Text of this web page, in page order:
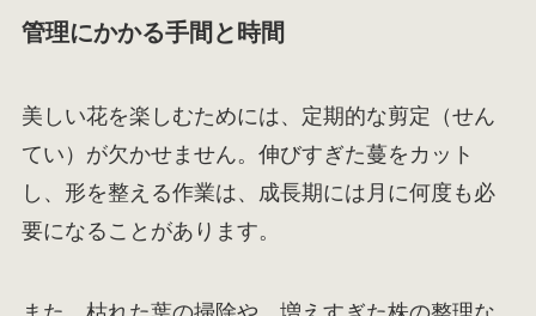
管理にかかる手間と時間
美しい花を楽しむためには、定期的な剪定（せん
てい）が欠かせません。伸びすぎた蔓をカット
し、形を整える作業は、成長期には月に何度も必
要になることがあります。